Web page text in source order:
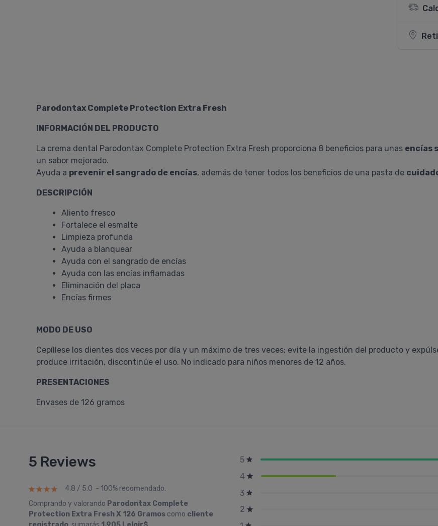
Parodontax Complete Protection Extra Fresh
INFORMACIÓN DEL PRODUCTO
La crema dental Parodontax Complete Protection Extra Fresh proporciona 8 beneficios para unas encías
un sabor mejorado.
Ayuda a prevenir el sangrado de encías, además de tener todos los beneficios de una pasta de
DESCRIPCIÓN
Aliento fresco
Fortalece el esmalte
Limpieza profunda
Ayuda a blanquear
Ayuda con el sangrado de encías
Ayuda con las encías inflamadas
Eliminación del placa
Encías firmes
MODO DE USO
Cepíllese los dientes dos veces por día y un máximo de tres veces; evite la ingestión del producto y
produce irritación, discontinúe el uso. No indicado para niños menores de 12 años.
PRESENTACIONES
Envases de 126 gramos
5 Reviews
4.8 / 5.0 - 100% recomendado.
Comprando y valorando Parodontax Complete
Protection Extra Fresh X 126 Gramos como cliente
5
4
3
2